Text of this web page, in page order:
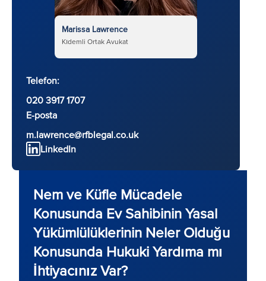
Marissa Lawrence
Kıdemli Ortak Avukat
Telefon:
020 3917 1707
E-posta
m.lawrence@rfblegal.co.uk
LinkedIn
Nem ve Küfle Mücadele
Konusunda Ev Sahibinin Yasal
Yükümlülüklerinin Neler Olduğu
Konusunda Hukuki Yardıma mı
İhtiyacınız Var?